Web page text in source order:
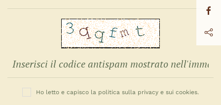
Ho letto e capisco la politica sulla privacy e sui cookies.